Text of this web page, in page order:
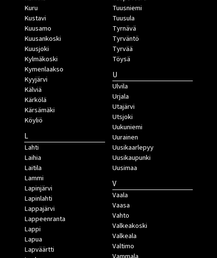
Kuru
Kustavi
Kuusamo
Kuusankoski
Kuusjoki
Kylmäkoski
Kymenlaakso
Kyyjärvi
Kälviä
Kärkölä
Kärsämäki
Köyliö
L
Lahti
Laihia
Laitila
Lammi
Lapinjärvi
Lapinlahti
Lappajärvi
Lappeenranta
Lappi
Lapua
Lapväärtti
Tuusniemi
Tuusula
Tyrnävä
Tyrväntö
Tyrvää
Töysä
U
Ulvila
Urjala
Utajärvi
Utsjoki
Uukuniemi
Uurainen
Uusikaarlepyy
Uusikaupunki
Uusimaa
V
Vaala
Vaasa
Vahto
Valkeakoski
Valkeala
Valtimo